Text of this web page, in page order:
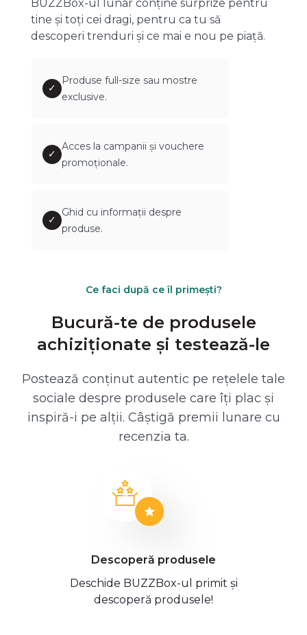
BUZZBox-ul lunar conține surprize pentru
tine și toți cei dragi, pentru ca tu să
descoperi trenduri și ce mai e nou pe piață.
✓
Produse full-size sau mostre
exclusive.
✓
Acces la campanii și vouchere
promoționale.
✓
Ghid cu informații despre
produse.
Ce faci după ce îl primești?
Bucură-te de produsele
achiziționate și testează-le
Postează conținut autentic pe rețelele tale
sociale despre produsele care îți plac și
inspiră-i pe alții. Câștigă premii lunare cu
recenzia ta.
Descoperă produsele
Deschide BUZZBox-ul primit și
descoperă produsele!